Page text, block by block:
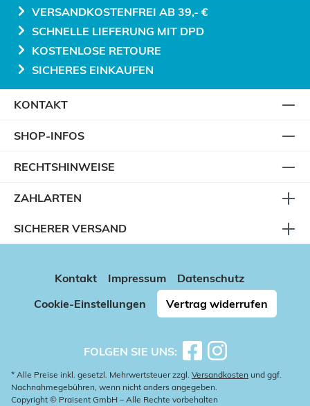
VERSANDKOSTENFREI AB 39,- €
SCHNELLE LIEFERUNG MIT DPD
KOSTENLOSE RETOURE
SICHERES EINKAUFEN
KONTAKT
SHOP-INFOS
RECHTSHINWEISE
ZAHLARTEN
SICHERER VERSAND
Kontakt Impressum
Datenschutz
Cookie-Einstellungen
Vertrag widerrufen
FOLGEN SIE UNS:
* Alle Preise inkl. gesetzl. Mehrwertsteuer zzgl. Versandkosten und ggf.
Nachnahmegebühren, wenn nicht anders angegeben.
Copyright © Praisent GmbH – Alle Rechte vorbehalten